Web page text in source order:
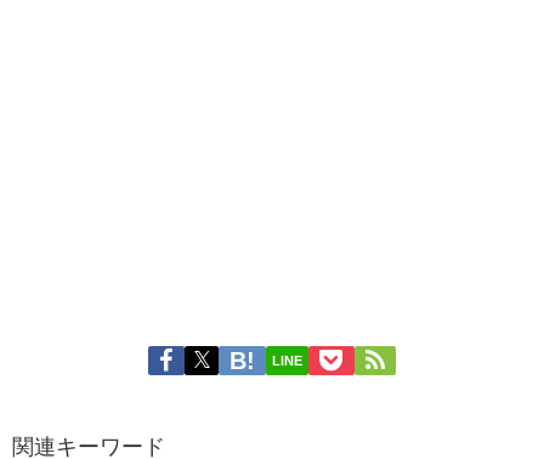
LINE
関連キーワード